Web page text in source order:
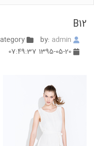
B12
admin